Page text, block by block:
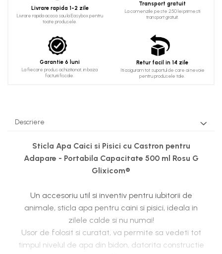
Livrare rapida 1-2 zile
Livrare rapida acasa sau la Easybox pentru
toate produsele.
Transport gratuit
La comenzile peste 250 lei primesti
transport gratuit.
Garantie 6 luni
La fiecare produs achizitionat, in baza
facturii fiscale.
Retur facil in 14 zile
Iti asiguram tot suportul de care ai nevoie
pentru produsele tale.
Descriere
Sticla Apa Caici si Pisici cu Castron pentru
Adapare - Portabila Capacitate 500 ml Rosu G
Glixicom®
Un accesoriu util si inventiv pentru iubitorii de
animale, sticla apa pentru caini si pisici, ideala in
zilele calde si nu numai!
Usor de folosit si curatat, va permite sa vedeti tot
timpul nivelul de apa din bidon, datorita constructie